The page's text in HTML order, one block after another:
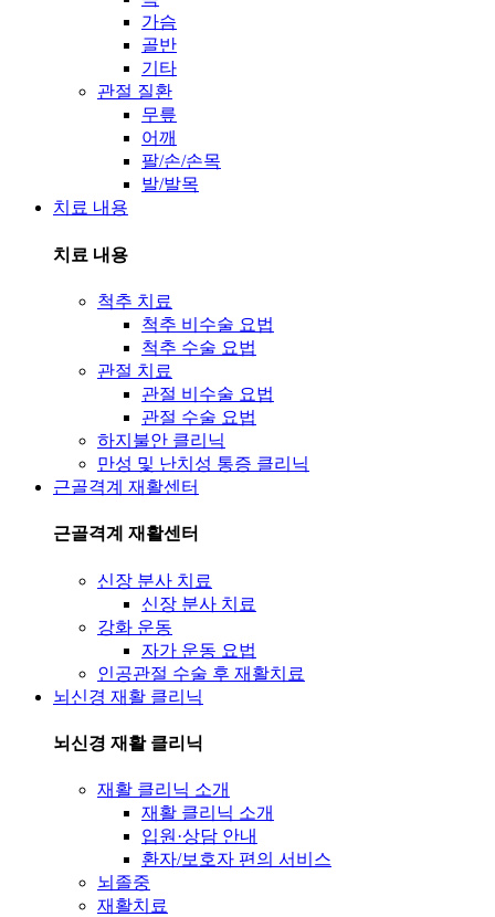
가슴
골반
기타
관절 질환
무릎
어깨
팔/손/손목
발/발목
치료 내용
치료 내용
척추 치료
척추 비수술 요법
척추 수술 요법
관절 치료
관절 비수술 요법
관절 수술 요법
하지불안 클리닉
만성 및 난치성 통증 클리닉
근골격계 재활센터
근골격계 재활센터
신장 분사 치료
신장 분사 치료
강화 운동
자가 운동 요법
인공관절 수술 후 재활치료
뇌신경 재활 클리닉
뇌신경 재활 클리닉
재활 클리닉 소개
재활 클리닉 소개
입원·상담 안내
환자/보호자 편의 서비스
뇌졸중
재활치료